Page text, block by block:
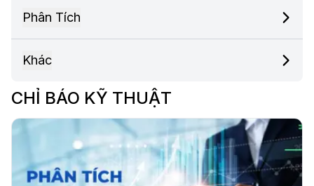
Phân Tích
Khác
CHỈ BÁO KỸ THUẬT